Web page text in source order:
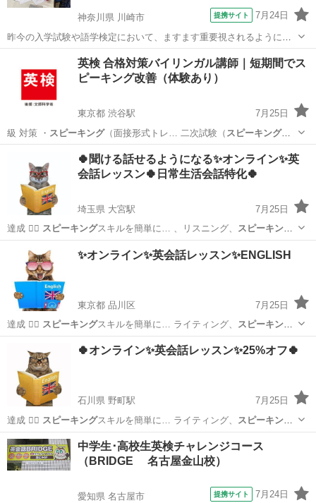
神奈川県 川崎市 提携サイト 7月24日
昨今の入学試験や語学検定において、ますます重要視されるようにな
ってきたコミュニケーション能力。定期試験や入学試験に向けてコツ
コツ努力をして英語を学んできたはずなのに、いざとなると何も話せ
ず、海外ドラマを観ても字幕に頼らなくて...
川崎市 英会話
英検 合格対策バイリンガル講師｜短期間でス
ピーキング改善（体験あり）
東京都 渋谷駅
7月25日
級 対策 ・ スピーキング （面接形式トレ… 二次試験（ スピーキング）
・答… ちている ・スピーキングが苦手 ・準…
渋谷駅
🍀聞ける話せるようになる✨オンライン✨英
会話レッスン🍀日常生活会話特化🍀
埼玉県 大宮駅
7月25日
達成 🙆‍♂ スピーキングスキルを簡単に… 、リスニング、 スピーキン
グ、最初表面上の… 活動 ⚜️スピーキングを通して新しい…
さいたま市 大宮駅 英会話
✨オンライン✨英会話レッスン✨ENGLISH
東京都 品川区
7月25日
達成 🙆‍♂ スピーキングスキルを簡単に… ライティング、 スピーキング
の 4 つの英… 、リスニング、スピーキング、最初表面上の…
スピーキング
🍀オンライン✨英会話レッスン✨25%オフ🍀
石川県 野町駅
7月25日
達成 🙆‍♂ スピーキングスキルを簡単に… ライティング、
スピーキング
の 4 つの英… 、リスニング、スピーキング、最初表面上の…
石川 金沢市 野町駅 英語
中学生･高校生英検チャレンジコース
（BRIDGE 名古屋金山校）
愛知県 名古屋市 提携サイト 7月24日